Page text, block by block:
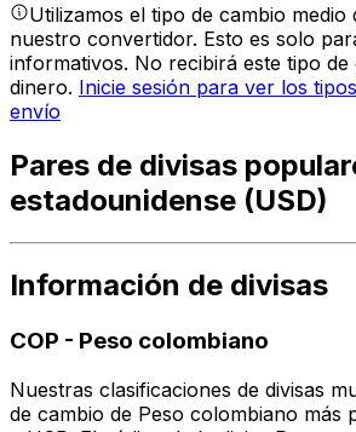
Utilizamos el tipo de cambio
nuestro convertidor. Esto es solo
informativos. No recibirá este tipo de
dinero. Inicie sesión para ver los
envío
Pares de divisas
estadounidense (USD)
Información de divisas
COP - Peso colombiano
Nuestras clasificaciones de divisas
de cambio de Peso colombiano más